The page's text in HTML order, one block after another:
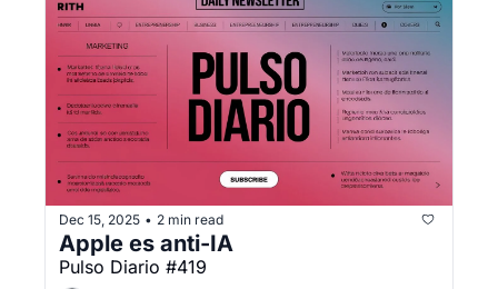
Dec 15, 2025 • 2 min read
Apple es anti-IA
Pulso Diario #419